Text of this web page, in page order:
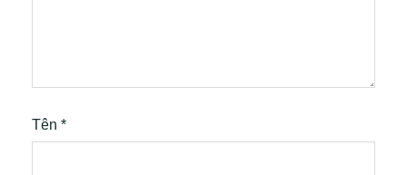
Tên *